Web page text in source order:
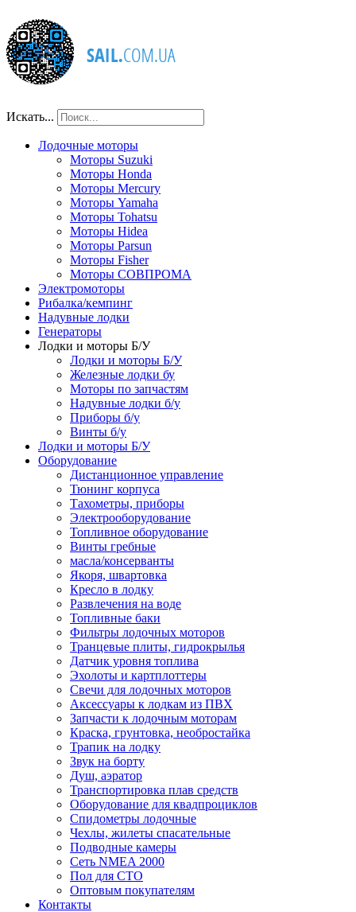
Искать...
Лодочные моторы
Моторы Suzuki
Моторы Honda
Моторы Mercury
Моторы Yamaha
Моторы Tohatsu
Моторы Hidea
Моторы Parsun
Моторы Fisher
Моторы СОВПРОМА
Электромоторы
Рибалка/кемпинг
Надувные лодки
Генераторы
Лодки и моторы Б/У
Лодки и моторы Б/У
Железные лодки бу
Моторы по запчастям
Надувные лодки б/у
Приборы б/у
Винты б/у
Лодки и моторы Б/У
Оборудование
Дистанционное управление
Тюнинг корпуса
Тахометры, приборы
Электрооборудование
Топливное оборудование
Винты гребные
масла/консерванты
Якоря, швартовка
Кресло в лодку
Развлечения на воде
Топливные баки
Фильтры лодочных моторов
Транцевые плиты, гидрокрылья
Датчик уровня топлива
Эхолоты и картплоттеры
Cвечи для лодочных моторов
Аксессуары к лодкам из ПВХ
Запчасти к лодочным моторам
Краска, грунтовка, необростайка
Трапик на лодку
Звук на борту
Душ, аэратор
Транспортировка плав средств
Оборудование для квадпроциклов
Спидометры лодочные
Чехлы, жилеты спасательные
Подводные камеры
Сеть NMEA 2000
Пол для СТО
Оптовым покупателям
Контакты